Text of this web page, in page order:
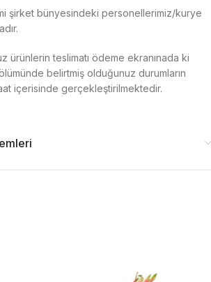
şirket bünyesindeki personellerimiz/kurye
ürünlerin teslimatı ödeme ekranınada ki
belirtmiş olduğunuz durumların
içerisinde gerçekleştirilmektedir.